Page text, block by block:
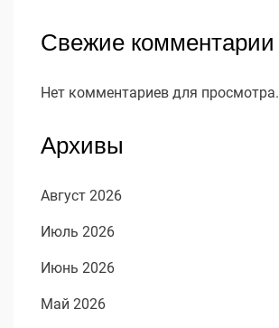
Свежие комментарии
Нет комментариев для просмотра.
Архивы
Август 2026
Июль 2026
Июнь 2026
Май 2026